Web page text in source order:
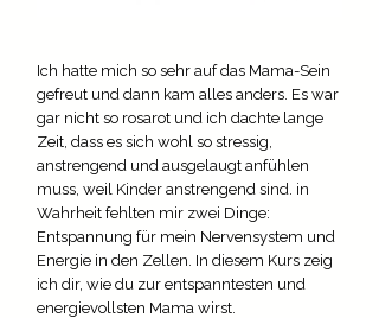
Ich hatte mich so sehr auf das Mama-Sein
gefreut und dann kam alles anders. Es war
gar nicht so rosarot und ich dachte lange
Zeit, dass es sich wohl so stressig,
anstrengend und ausgelaugt anfühlen
muss, weil Kinder anstrengend sind. in
Wahrheit fehlten mir zwei Dinge:
Entspannung für mein Nervensystem und
Energie in den Zellen. In diesem Kurs zeig
ich dir, wie du zur entspanntesten und
energievollsten Mama wirst.